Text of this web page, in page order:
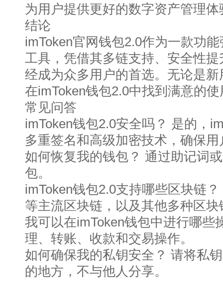
为用户提供更好的数字资产管理体
结论
imToken官网钱包2.0作为一款功
工具，凭借其多链支持、安全性
经成为众多用户的首选。无论是
在imToken钱包2.0中找到满意的
常见问答
imToken钱包2.0安全吗？ 是的，
多重签名和高级加密技术，确保
如何恢复我的钱包？ 通过助记词
包。
imToken钱包2.0支持哪些区块链
等主流区块链，以及其他多种区块
我可以在imToken钱包中进行哪些
理、转账、收款和交易操作。
如何确保我的私钥安全？ 请将私
的地方，不与他人分享。